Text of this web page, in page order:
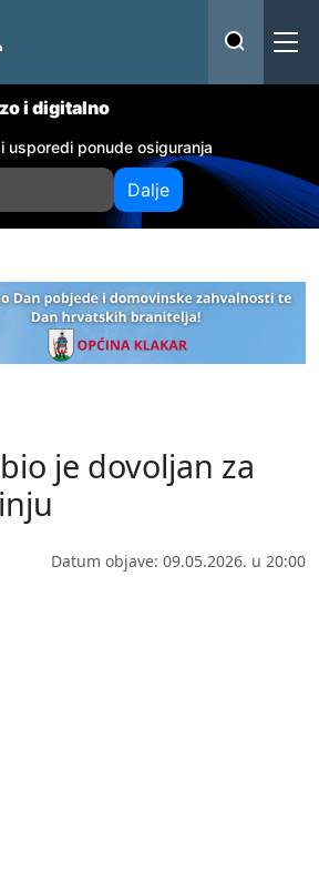
i digitalno
usporedi ponude osiguranja
Dalje
je dovoljan za
Datum objave: 09.05.2026. u 20:00